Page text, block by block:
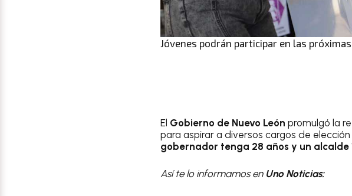
Jóvenes podrán participar en las
El Gobierno de Nuevo León promulgó la
para aspirar a diversos cargos de
gobernador tenga 28 años y un alcalde
Así te lo informamos enUno Noticias: